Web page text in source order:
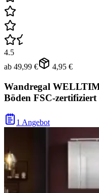
4.5
ab 49,99 € 4,95 €
Wandregal
Böden FSC-zertifiziert
1 Angebot